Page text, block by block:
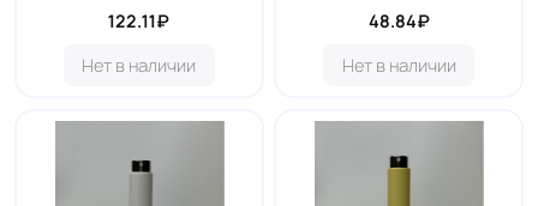
122.11₽
Нет в наличии
48.84₽
Нет в наличии